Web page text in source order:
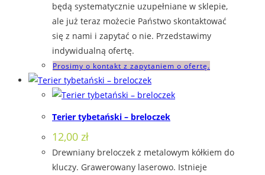
będą systematycznie uzupełniane w sklepie,
ale już teraz możecie Państwo skontaktować
się z nami i zapytać o nie. Przedstawimy
indywidualną ofertę.
Prosimy o kontakt z zapytaniem o ofertę.
Terier tybetański – breloczek
12,00 zł
Drewniany breloczek z metalowym kółkiem do
kluczy. Grawerowany laserowo. Istnieje